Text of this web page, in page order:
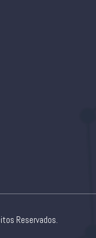
Reservados.